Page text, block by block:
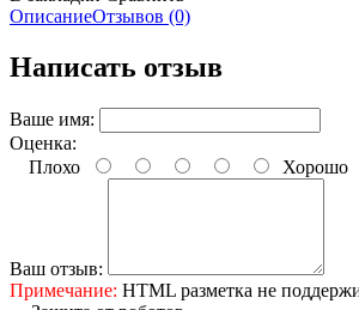
ОписаниеОтзывов (0)
Написать отзыв
Ваше имя:
Оценка:
Плохо
Хорошо
Ваш отзыв:
Примечание: HTML разметка не